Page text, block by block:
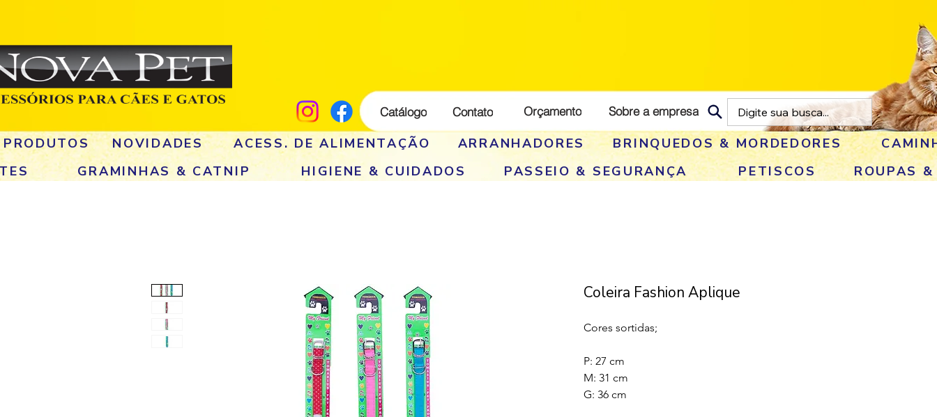
Catálogo Contato Orçamento Sobre a empresa
NOVIDADES ACESS. DE ALIMENTAÇÃO ARRANHADORES
BRINQUEDOS & MORDEDORES
GRAMINHAS & CATNIP HIGIENE & CUIDADOS PASSEIO & SEGURANÇA PETISCOS
ROUPAS
Coleira Fashion Aplique
Cores sortidas;
P: 27 cm
M: 31 cm
G: 36 cm